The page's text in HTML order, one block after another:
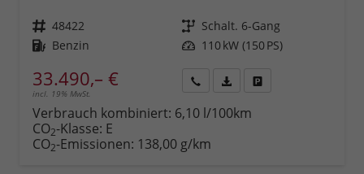
Fahrzeugnr. 48422 Getriebe Schalt. 6-Gang
Kraftstoff Benzin Leistung 110 kW (150 PS)
33.490,– €
incl. 19% MwSt.
anfordern
Datei,
Verbrauch kombiniert: 6,10 l/100km
CO2-Klasse: E
CO2-Emissionen: 138,00 g/km